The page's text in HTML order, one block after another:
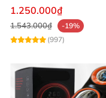
ShopHanhPhuc
1.250.000₫
1.543.000₫
-19%
(997)